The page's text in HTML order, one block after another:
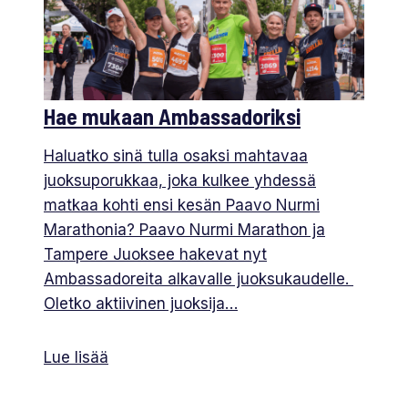
Hae mukaan Ambassadoriksi
Haluatko sinä tulla osaksi mahtavaa
juoksuporukkaa, joka kulkee yhdessä
matkaa kohti ensi kesän Paavo Nurmi
Marathonia? Paavo Nurmi Marathon ja
Tampere Juoksee hakevat nyt
Ambassadoreita alkavalle juoksukaudelle.
Oletko aktiivinen juoksija…
Lue lisää